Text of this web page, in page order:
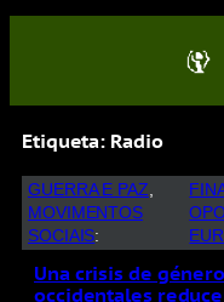
Etiqueta: Radio
GUERRA E PAZ
MOVIMENTOS
SOCIAIS:
Una crisis de
occidentales